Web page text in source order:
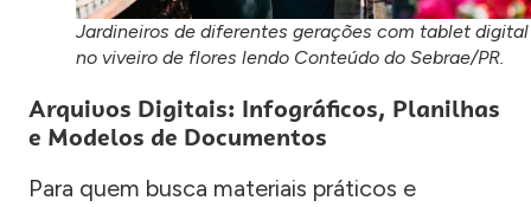
Jardineiros de diferentes gerações com tablet digital
no viveiro de flores lendo Conteúdo do Sebrae/PR.
Arquivos Digitais: Infográficos, Planilhas
e Modelos de Documentos
Para quem busca materiais práticos e